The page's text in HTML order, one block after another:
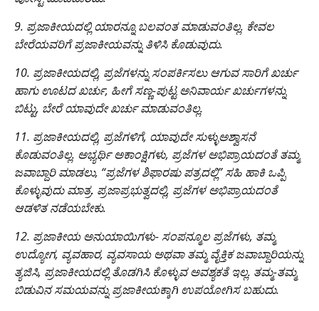
9. ಪ್ರಜಾಕೀಯದಲ್ಲಿ ಯಾರನ್ನೂ ಬಲವಂತ ಮಾಡುವಂತಿಲ್ಲ. ಕೇವಲ
ಬೇರೆಯವರಿಗೆ ಪ್ರಜಾಕೀಯವನ್ನು ತಿಳಿಸಿ ಕೊಡುವುದು.
10. ಪ್ರಜಾಕೀಯದಲ್ಲಿ, ಪ್ರಜೆಗಳನ್ನು ಸಂಪರ್ಕಿಸಲು ಆಗುವ ಸಾರಿಗೆ ಖರ್ಚು
ಹಾಗು ಊಟದ ಖರ್ಚು, ಹೀಗೆ ಸಣ್ಣ-ಪುಟ್ಟ ಅನಿವಾರ್ಯ ಖರ್ಚುಗಳನ್ನು
ಬಿಟ್ಟು, ಬೇರೆ ಯಾವುದೇ ಖರ್ಚು ಮಾಡುವಂತಿಲ್ಲ.
11. ಪ್ರಜಾಕೀಯದಲ್ಲಿ, ಪ್ರಜೆಗಳಿಗೆ, ಯಾವುದೇ ಸುಳ್ಳುಅಶ್ವಾಸನೆ
ಕೊಡುವಂತಿಲ್ಲ. ಅಭ್ಯರ್ಥಿ ಅಕಾಂಕ್ಷಿಗಳು, ಪ್ರಜೆಗಳ ಅಭಿಪ್ರಾಯದಂತೆ ತಮ್ಮ
ಜವಾಬ್ದಾರಿ ಮಾಡಲು, “ಪ್ರಜೆಗಳ ಶಿಫಾರಷು ಪತ್ರದಲ್ಲಿ” ಸಹಿ ಹಾಕಿ ಒಪ್ಪಿ
ಕೊಳ್ಳುವುದು ಮಾತ್ರ. ಪ್ರಜಾಪ್ರಭುತ್ವದಲ್ಲಿ, ಪ್ರಜೆಗಳ ಅಭಿಪ್ರಾಯದಂತೆ
ಆಡಳಿತ ನಡೆಯಬೇಕು.
12. ಪ್ರಜಾಕೀಯ ಅನುಯಾಯಿಗಳು- ಸಂಪನ್ಮೂಲ ಪ್ರಜೆಗಳು, ತಮ್ಮ
ಉದ್ಯೋಗ, ವ್ಯವಹಾರ, ವ್ಯವಸಾಯ ಅಥವಾ ತಮ್ಮ ವೈಕ್ತಿಕ ಜವಾಬ್ದಾರಿಯನ್ನು
ತ್ಯಜಿಸಿ, ಪ್ರಜಾಕೀಯದಲ್ಲಿ ತೊಡಗಿಸಿ ಕೊಳ್ಳುವ ಅವಶ್ಯಕತೆ ಇಲ್ಲ. ತಮ್ಮ-ತಮ್ಮ
ಬಿಡುವಿನ ಸಮಯವನ್ನು ಪ್ರಜಾಕೀಯಕ್ಕಾಗಿ ಉಪಯೋಗಿಸ ಬಹುದು.